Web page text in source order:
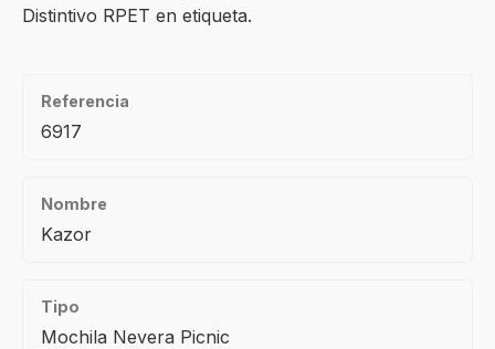
Distintivo RPET en etiqueta.
Referencia
6917
Nombre
Kazor
Tipo
Mochila Nevera Picnic